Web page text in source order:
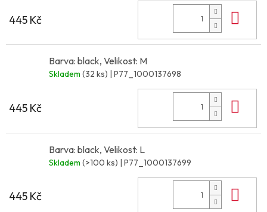
445 Kč
Barva: black, Velikost: M
Skladem (32 ks) | P77_1000137698
445 Kč
Barva: black, Velikost: L
Skladem (>100 ks) | P77_1000137699
445 Kč